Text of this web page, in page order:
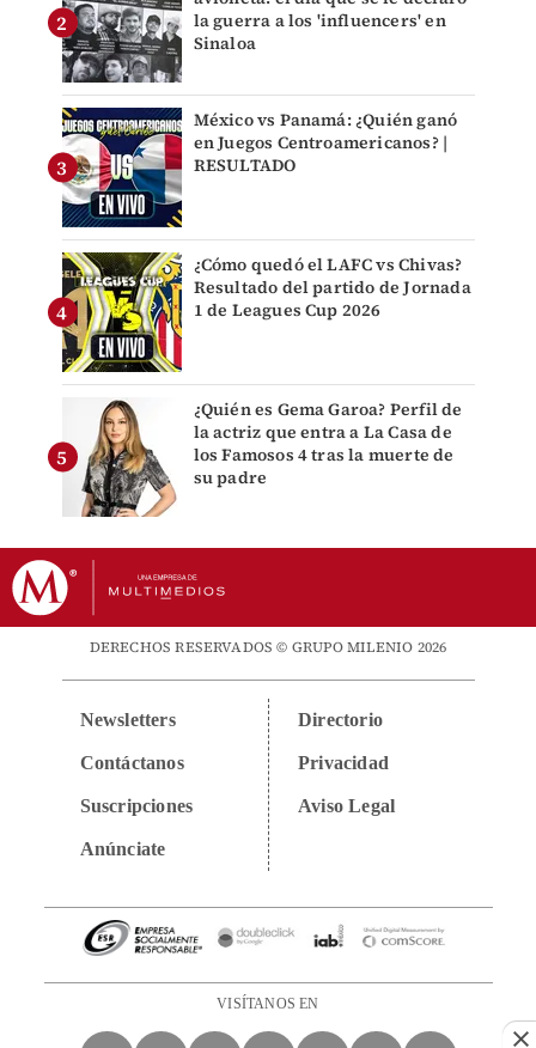
la guerra a los 'influencers' en
Sinaloa
México vs Panamá: ¿Quién ganó
en Juegos Centroamericanos? |
RESULTADO
¿Cómo quedó el LAFC vs Chivas?
Resultado del partido de Jornada
1 de Leagues Cup 2026
¿Quién es Gema Garoa? Perfil de
la actriz que entra a La Casa de
los Famosos 4 tras la muerte de
su padre
DERECHOS RESERVADOS © GRUPO MILENIO 2026
Newsletters
Contáctanos
Suscripciones
Anúnciate
Directorio
Privacidad
Aviso Legal
VISÍTANOS EN